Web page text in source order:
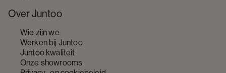
Over Juntoo
Wie zijn we
Werken bij Juntoo
Juntoo kwaliteit
Onze showrooms